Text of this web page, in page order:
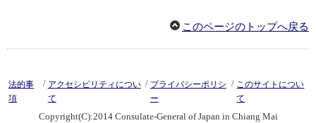
このページのトップへ戻る
法的事
項
/ アクセシビリティについ
て
/ プライバシーポリシ
ー
/ このサイトについ
て
Copyright(C):2014 Consulate-General of Japan in Chiang Mai